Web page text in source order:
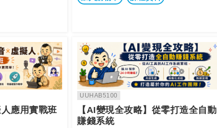
應用實戰班
UUHAB5100
【AI變現全攻略】從零打造全自動
賺錢系統